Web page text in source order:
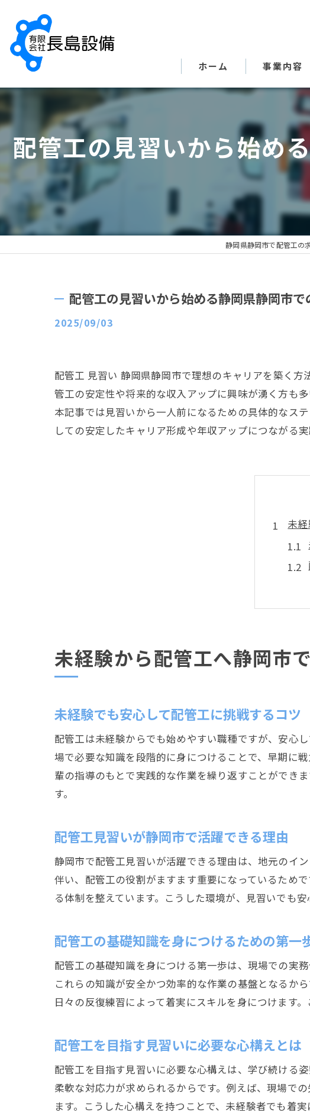
ホーム 事業内容
配管工の見習いから始め
静岡県静岡市で配管工の
配管工の見習いから始める静岡県静岡市
2025/09/03
配管工 見習い 静岡県静岡市で理想のキャリアを築く
管工の安定性や将来的な収入アップに興味が湧く方も
本記事では見習いから一人前になるための具体的なス
しての安定したキャリア形成や年収アップにつながる
未
配
静
将
未経験から配管工へ静岡市
未経験でも安心して配管工に挑戦するコツ
配管工は未経験からでも始めやすい職種ですが、安心
場で必要な知識を段階的に身につけることで、早期に
輩の指導のもとで実践的な作業を繰り返すことができ
す。
配管工見習いが静岡市で活躍できる理由
静岡市で配管工見習いが活躍できる理由は、地元のイ
伴い、配管工の役割がますます重要になっているため
る体制を整えています。こうした環境が、見習いでも
配管工の基礎知識を身につけるための第一
配管工の基礎知識を身につける第一歩は、現場での実
これらの知識が安全かつ効率的な作業の基盤となるか
日々の反復練習によって着実にスキルを身につけます
配管工を目指す見習いに必要な心構えとは
配管工を目指す見習いに必要な心構えは、学び続ける
柔軟な対応力が求められるからです。例えば、現場で
ます。こうした心構えを持つことで、未経験者でも着